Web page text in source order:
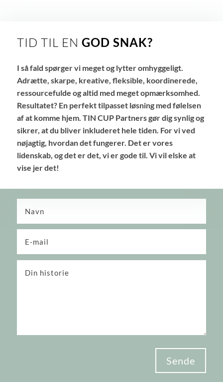
TID TIL EN GOD SNAK?
I så fald spørger vi meget og lytter omhyggeligt.
Adrætte, skarpe, kreative, fleksible, koordinerede,
ressourcefulde og altid med meget opmærksomhed.
Resultatet? En perfekt tilpasset løsning med følelsen
af at komme hjem. TIN CUP Partners gør dig synlig og
sikrer, at du bliver inkluderet hele tiden. For vi ved
nøjagtig, hvordan det fungerer. Det er vores
lidenskab, og det er det, vi er gode til. Vi vil elske at
vise jer det!
Sende